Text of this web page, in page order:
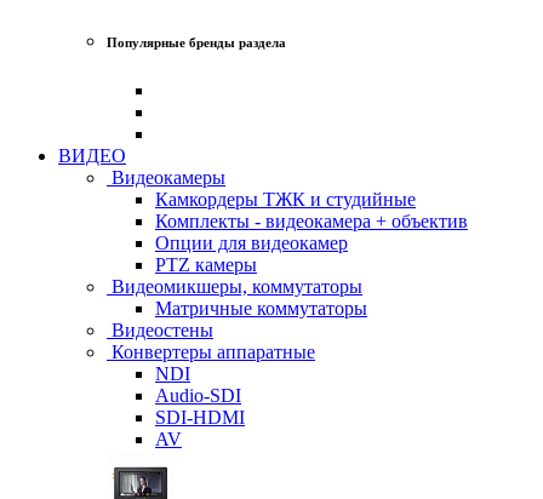
Популярные бренды раздела
ВИДЕО
Видеокамеры
Камкордеры ТЖК и студийные
Комплекты - видеокамера + объектив
Опции для видеокамер
PTZ камеры
Видеомикшеры, коммутаторы
Матричные коммутаторы
Видеостены
Конвертеры аппаратные
NDI
Audio-SDI
SDI-HDMI
AV